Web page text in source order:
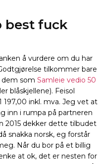
best fuck
å vurdere om du har
tilkommer bare
dem som Samleie vedio 50
blåskjellene). Feisol
197,00 inkl. mva. Jeg vet at
inn i rumpa på partneren
2015 dekker dette tilbudet
snakka norsk, eg forstår
Når du bor på et billig
at ok, det er nesten for